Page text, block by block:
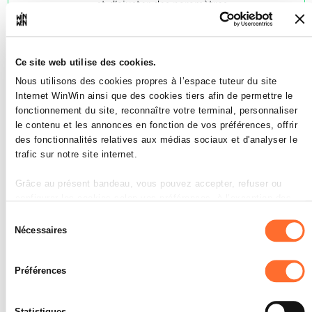
Ce site web utilise des cookies.
Nous utilisons des cookies propres à l’espace tuteur du site
Internet WinWin ainsi que des cookies tiers afin de permettre le
fonctionnement du site, reconnaître votre terminal, personnaliser
le contenu et les annonces en fonction de vos préférences, offrir
des fonctionnalités relatives aux médias sociaux et d'analyser le
trafic sur notre site internet.
Grâce au présent bandeau, vous pouvez accepter, refuser ou
description des différents cookies est accessible sous l’onglet «
Il est précisé que la navigation sur le site et certaines
fonctionnalités (ex : lecture de vidéos, partage sur les réseaux
duNécessaires
Préférences
et d'ajuster des paramètres
L'apprenti est capable de procéder à
L'apprenti est capable d'optimiser le
SOCLES
La compétence est acquise (la moitié
du nombre de points maximal) quand
le candidat a correctement répondu à
60% des énoncés/des questions.